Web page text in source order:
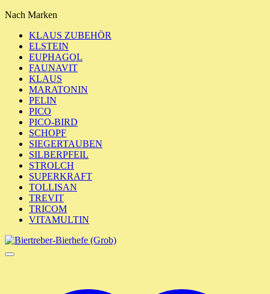
Nach Marken
KLAUS ZUBEHÖR
ELSTEIN
EUPHAGOL
FAUNAVIT
KLAUS
MARATONIN
PELIN
PICO
PICO-BIRD
SCHOPF
SIEGERTAUBEN
SILBERPFEIL
STROLCH
SUPERKRAFT
TOLLISAN
TREVIT
TRICOM
VITAMULTIN